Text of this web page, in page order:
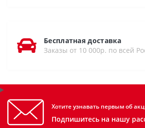
Бесплатная доставка
Заказы от 10 000р. по всей
Хотите узнавать первым об
Подпишитесь на нашу